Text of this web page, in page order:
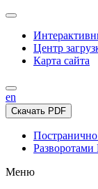
Центр
Карта сайта
en
Скачать PDF
Постранично
Разворотами
Меню